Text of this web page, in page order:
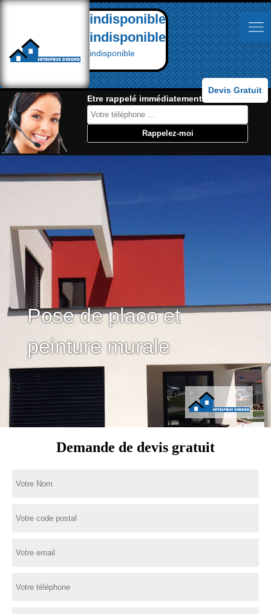
indisponible
indisponible
indisponible
Devis Gratuit
Etre rappelé immédiatement:
Pose de placo et
peinture murale
Demande de devis gratuit